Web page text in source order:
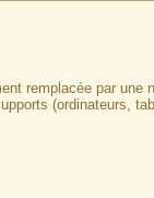
remplacée par une
(ordinateurs,